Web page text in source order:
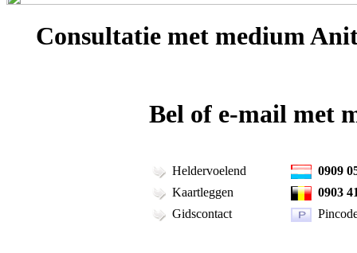
Consultatie met medium
Bel of e-mail met
Heldervoelend
0909
Kaartleggen
0903
Gidscontact